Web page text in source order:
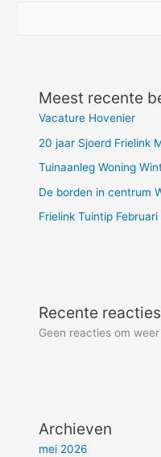
Meest recente
Vacature Hovenier
20 jaar Sjoerd Frielink
Tuinaanleg Woning
De borden in centrum
Frielink Tuintip Februari
Recente reacties
Geen reacties om
Archieven
mei 2026